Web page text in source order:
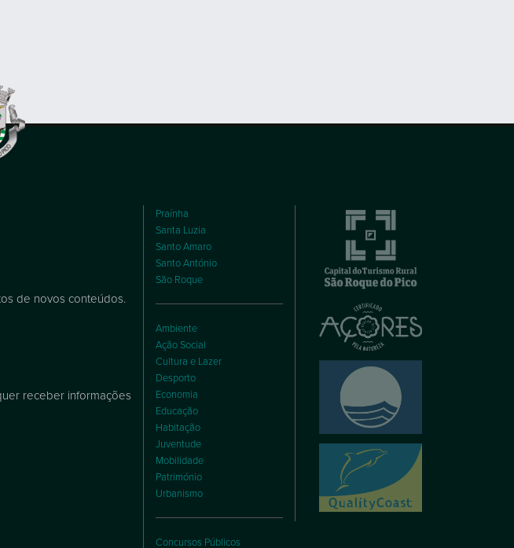
de novos conteúdos.
receber informações
Praínha
Santa Luzia
Santo Amaro
Santo António
São Roque
Ambiente
Ação Social
Cultura e Lazer
Desporto
Economia
Educação
Habitação
Juventude
Mobilidade
Património
Urbanismo
Concursos Públicos